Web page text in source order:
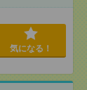
気になる！